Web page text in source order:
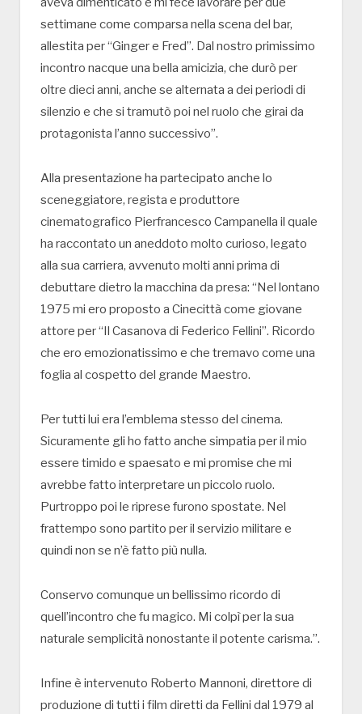
settimane come comparsa nella scena del bar,
allestita per “Ginger e Fred”. Dal nostro primissimo
incontro nacque una bella amicizia, che durò per
oltre dieci anni, anche se alternata a dei periodi di
silenzio e che si tramutò poi nel ruolo che girai da
protagonista l’anno successivo”.
Alla presentazione ha partecipato anche lo
sceneggiatore, regista e produttore
cinematografico Pierfrancesco Campanella il quale
ha raccontato un aneddoto molto curioso, legato
alla sua carriera, avvenuto molti anni prima di
debuttare dietro la macchina da presa: “Nel lontano
1975 mi ero proposto a Cinecittà come giovane
attore per “Il Casanova di Federico Fellini”. Ricordo
che ero emozionatissimo e che tremavo come una
foglia al cospetto del grande Maestro.
Per tutti lui era l’emblema stesso del cinema.
Sicuramente gli ho fatto anche simpatia per il mio
essere timido e spaesato e mi promise che mi
avrebbe fatto interpretare un piccolo ruolo.
Purtroppo poi le riprese furono spostate. Nel
frattempo sono partito per il servizio militare e
quindi non se n’è fatto più nulla.
Conservo comunque un bellissimo ricordo di
quell’incontro che fu magico. Mi colpì per la sua
naturale semplicità nonostante il potente carisma.”.
Infine è intervenuto Roberto Mannoni, direttore di
produzione di tutti i film diretti da Fellini dal 1979 al